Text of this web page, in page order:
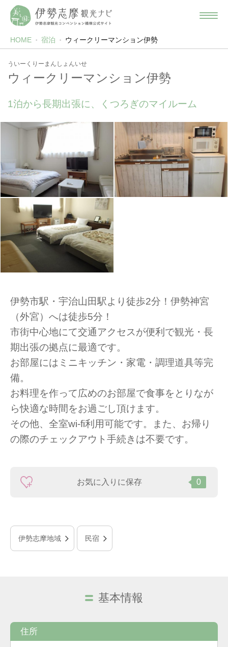
HOME 宿泊 ウィークリーマンション伊勢
ういーくりーまんしょんいせ
ウィークリーマンション伊勢
1泊から長期出張に、くつろぎのマイルーム
伊勢市駅・宇治山田駅より徒歩2分！伊勢神宮
（外宮）へは徒歩5分！
市街中心地にて交通アクセスが便利で観光・長
期出張の拠点に最適です。
お部屋にはミニキッチン・家電・調理道具等完
備。
お料理を作って広めのお部屋で食事をとりなが
ら快適な時間をお過ごし頂けます。
その他、全室wi-fi利用可能です。また、お帰り
の際のチェックアウト手続きは不要です。
お気に入りに保存 0
伊勢志摩地域 民宿
基本情報
住所